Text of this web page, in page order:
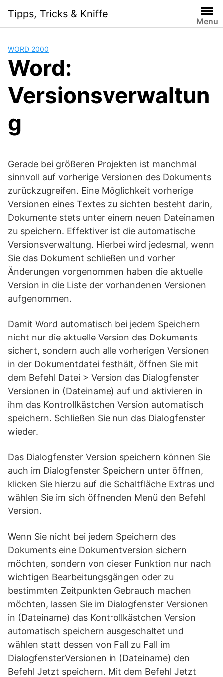
content
Tipps, Tricks & Kniffe
Menu
WORD 2000
Word:
Versionsverwaltun
g
Gerade bei größeren Projekten ist manchmal
sinnvoll auf vorherige Versionen des Dokuments
zurückzugreifen. Eine Möglichkeit vorherige
Versionen eines Textes zu sichten besteht darin,
Dokumente stets unter einem neuen Dateinamen
zu speichern. Effektiver ist die automatische
Versionsverwaltung. Hierbei wird jedesmal, wenn
Sie das Dokument schließen und vorher
Änderungen vorgenommen haben die aktuelle
Version in die Liste der vorhandenen Versionen
aufgenommen.
Damit Word automatisch bei jedem Speichern
nicht nur die aktuelle Version des Dokuments
sichert, sondern auch alle vorherigen Versionen
in der Dokumentdatei festhält, öffnen Sie mit
dem Befehl Datei > Version das Dialogfenster
Versionen in (Dateiname) auf und aktivieren in
ihm das Kontrollkästchen Version automatisch
speichern. Schließen Sie nun das Dialogfenster
wieder.
Das Dialogfenster Version speichern können Sie
auch im Dialogfenster Speichern unter öffnen,
klicken Sie hierzu auf die Schaltfläche Extras und
wählen Sie im sich öffnenden Menü den Befehl
Version.
Wenn Sie nicht bei jedem Speichern des
Dokuments eine Dokumentversion sichern
möchten, sondern von dieser Funktion nur nach
wichtigen Bearbeitungsgängen oder zu
bestimmten Zeitpunkten Gebrauch machen
möchten, lassen Sie im Dialogfenster Versionen
in (Dateiname) das Kontrollkästchen Version
automatisch speichern ausgeschaltet und
wählen statt dessen von Fall zu Fall im
DialogfensterVersionen in (Dateiname) den
Befehl Jetzt speichern. Mit dem Befehl Jetzt